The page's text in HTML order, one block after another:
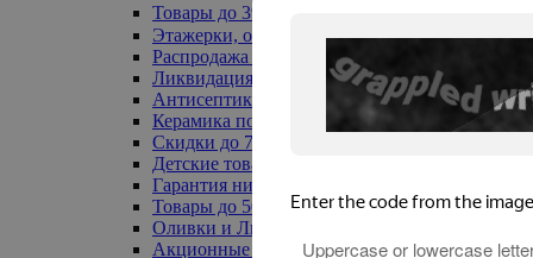
Товары до 399₽
Этажерки, обувницы
Распродажа текстиля до -50%
Ликвидация до -70%
Антисептики
Керамика по 129 руб
Скидки до 70%
Детские товары
Гарантия низкой цены
Товары до 500 руб
Оливки и Лимоны
Акционные товары